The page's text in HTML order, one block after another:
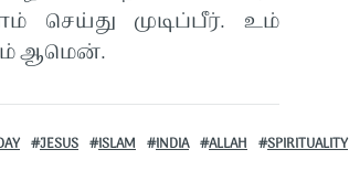
செய்து முடிப்பீர். உம்
ஆமென்.
JESUS ISLAM INDIA ALLAH SPIRITUALITY